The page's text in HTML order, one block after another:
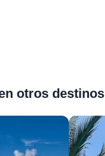
otros destinos